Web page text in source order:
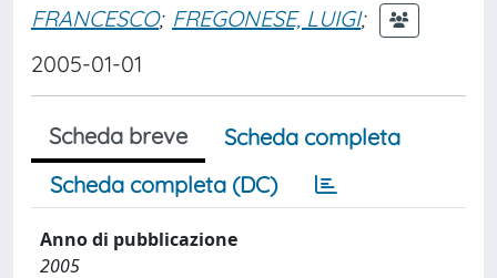
FRANCESCO; FREGONESE, LUIGI;
2005-01-01
Scheda breve
Scheda completa
Scheda completa (DC)
Anno di pubblicazione
2005